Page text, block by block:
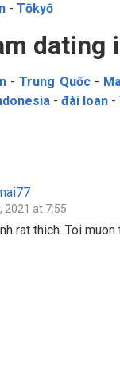
- Tōkyō
dating
-Trung Quốc-
- đài loan -
2021 at 7:55
rat thich. Toi